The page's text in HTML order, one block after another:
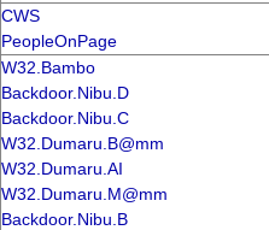
CWS
PeopleOnPage
W32.Bambo
Backdoor.Nibu.D
Backdoor.Nibu.C
W32.Dumaru.B@mm
W32.Dumaru.AI
W32.Dumaru.M@mm
Backdoor.Nibu.B